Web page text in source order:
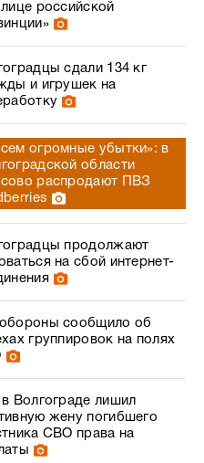
российской
сдали 134 кг
и игрушек на
огромные убытки»: в
области
распродают ПВЗ
продолжают
на сбой интернет-
сообщило об
группировок на полях
Волгограде лишил
жену погибшего
СВО права на